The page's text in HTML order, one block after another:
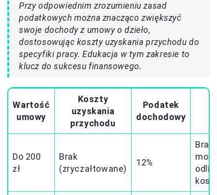
Przy odpowiednim zrozumieniu zasad
podatkowych można znacząco zwiększyć
swoje dochody z umowy o dzieło,
dostosowując koszty uzyskania przychodu do
specyfiki pracy. Edukacja w tym zakresie to
klucz do sukcesu finansowego.
Wartość
umowy
Koszty
uzyskania
przychodu
Podatek
dochodowy
Do 200
zł
Brak
(zryczałtowane)
12%
Brak